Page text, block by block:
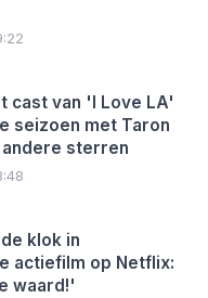
cast van 'I Love LA'
seizoen met Taron
sterren
klok in
actiefilm op Netflix:
waard!'